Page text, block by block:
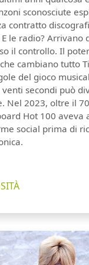
sconosciute
contratto
le radio? Arrivano
il controllo. Il
cambiano tutto
del gioco
secondi può
Nel 2023, oltre il
Hot 100 aveva
social prima di